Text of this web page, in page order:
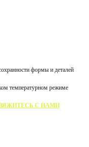
формы и деталей
температурном режиме
С НАМИ